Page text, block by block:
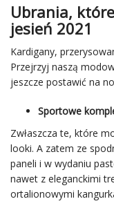
Ubrania,
jesień 2021
Kardigany,
Przejrzyj naszą
jeszcze postawić na
Sportowe
Zwłaszcza te, które
looki. A zatem ze
paneli i w wydaniu
nawet z eleganckimi
ortalionowymi